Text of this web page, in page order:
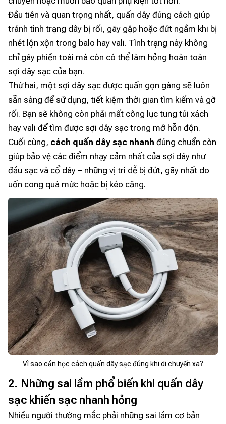
Đầu tiên và quan trọng nhất, quấn dây đúng cách giúp
tránh tình trạng dây bị rối, gãy gập hoặc đứt ngầm khi bị
nhét lộn xộn trong balo hay vali. Tình trạng này không
chỉ gây phiền toái mà còn có thể làm hỏng hoàn toàn
sợi dây sạc của bạn.
Thứ hai, một sợi dây sạc được quấn gọn gàng sẽ luôn
sẵn sàng để sử dụng, tiết kiệm thời gian tìm kiếm và gỡ
rối. Bạn sẽ không còn phải mất công lục tung túi xách
hay vali để tìm được sợi dây sạc trong mớ hỗn độn.
Cuối cùng, cách quấn dây sạc nhanh đúng chuẩn còn
giúp bảo vệ các điểm nhạy cảm nhất của sợi dây như
đầu sạc và cổ dây – những vị trí dễ bị đứt, gãy nhất do
uốn cong quá mức hoặc bị kéo căng.
Vì sao cần học cách quấn dây sạc đúng khi di chuyển xa?
2. Những sai lầm phổ biến khi quấn dây
sạc khiến sạc nhanh hỏng
Nhiều người thường mắc phải những sai lầm cơ bản